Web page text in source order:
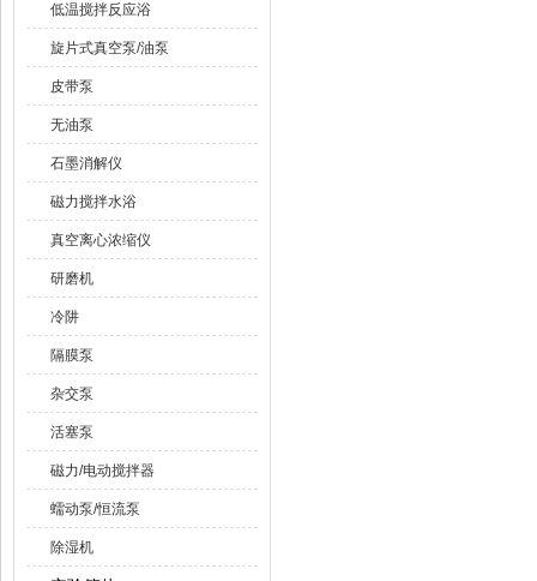
低温搅拌反应浴
旋片式真空泵/油泵
皮带泵
无油泵
石墨消解仪
磁力搅拌水浴
真空离心浓缩仪
研磨机
冷阱
隔膜泵
杂交泵
活塞泵
磁力/电动搅拌器
蠕动泵/恒流泵
除湿机